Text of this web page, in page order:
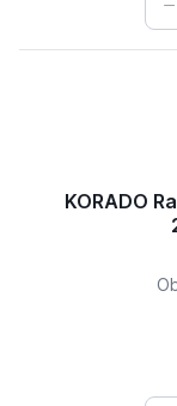
KORADO